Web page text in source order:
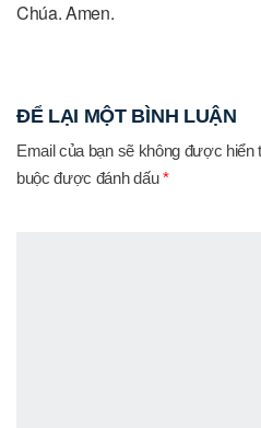
Chúa. Amen.
ĐỂ LẠI MỘT BÌNH LUẬN
Email của bạn sẽ không được hiển
buộc được đánh dấu*